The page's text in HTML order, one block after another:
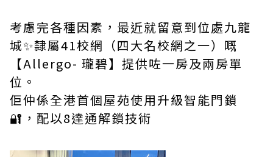
考慮完各種因素，最近就留意到位處九龍
城✨隸屬41校網（四大名校網之一）嘅
【Allergo- 瓏碧】提供咗一房及兩房單
位。
佢仲係全港首個屋苑使用升級智能門鎖
🔐，配以8達通解鎖技術